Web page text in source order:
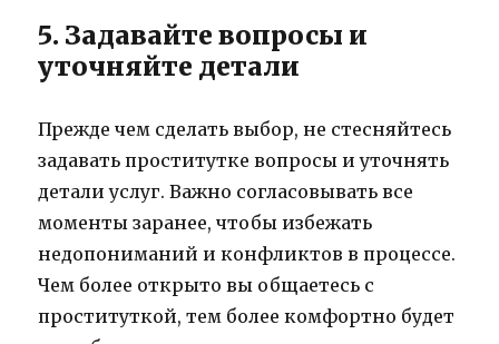
5. Задавайте вопросы и
уточняйте детали
Прежде чем сделать выбор, не стесняйтесь
задавать проститутке вопросы и уточнять
детали услуг. Важно согласовывать все
моменты заранее, чтобы избежать
недопониманий и конфликтов в процессе.
Чем более открыто вы общаетесь с
проституткой, тем более комфортно будет